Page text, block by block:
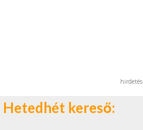
hirdetés
Hetedhét kereső: